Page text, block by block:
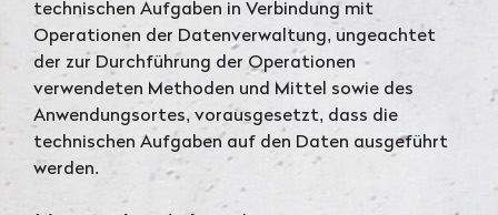
technischen Aufgaben in Verbindung mit
Operationen der Datenverwaltung, ungeachtet
der zur Durchführung der Operationen
verwendeten Methoden und Mittel sowie des
Anwendungsortes, vorausgesetzt, dass die
technischen Aufgaben auf den Daten ausgeführt
werden.